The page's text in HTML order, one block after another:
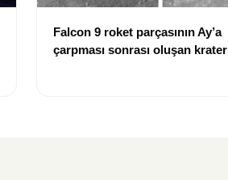
Falcon 9 roket parçasının Ay’a
çarpması sonrası oluşan krater